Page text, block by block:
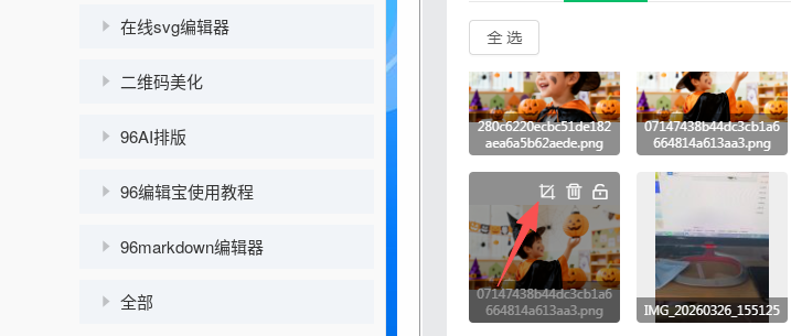
在线svg编辑器
二维码美化
96AI排版
96编辑宝使用教程
96markdown编辑器
全部